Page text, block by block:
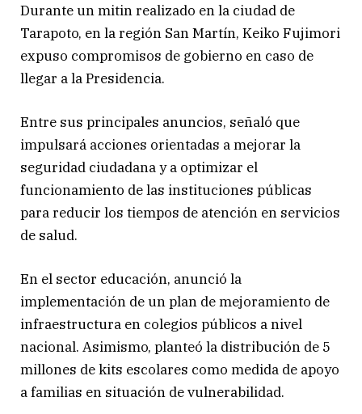
Durante un mitin realizado en la ciudad de
Tarapoto, en la región San Martín, Keiko Fujimori
expuso compromisos de gobierno en caso de
llegar a la Presidencia.
Entre sus principales anuncios, señaló que
impulsará acciones orientadas a mejorar la
seguridad ciudadana y a optimizar el
funcionamiento de las instituciones públicas
para reducir los tiempos de atención en servicios
de salud.
En el sector educación, anunció la
implementación de un plan de mejoramiento de
infraestructura en colegios públicos a nivel
nacional. Asimismo, planteó la distribución de 5
millones de kits escolares como medida de apoyo
a familias en situación de vulnerabilidad.